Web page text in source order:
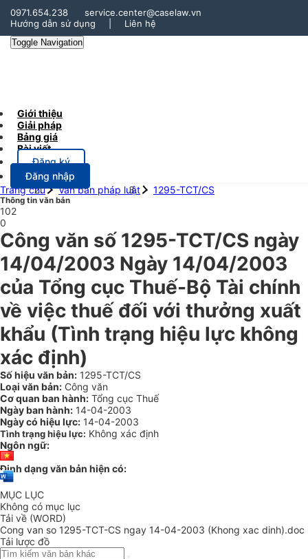
0971.654.238
service.center@caselaw.vn
Hướng dẫn sử dụng
Liên hệ
Toggle Navigation
Giới thiệu
Giải pháp
Bảng giá
Bài viết
Đăng ký
Đăng nhập
Trang chủ
Văn bản pháp luật 1295-TCT/CS
Thông tin văn bản
102
0
Công văn số 1295-TCT/CS ngày
14/04/2003 Ngày 14/04/2003
của Tổng cục Thuế-Bộ Tài chính
về việc thuế đối với thưởng xuất
khẩu (Tình trạng hiệu lực không
xác định)
Số hiệu văn bản: 1295-TCT/CS
Loại văn bản: Công văn
Cơ quan ban hành: Tổng cục Thuế
Ngày ban hành: 14-04-2003
Ngày có hiệu lực: 14-04-2003
Tình trạng hiệu lực: Không xác định
Ngôn ngữ:
Định dạng văn bản hiện có:
MỤC LỤC
Không có mục lục
Tải về (WORD)
Cong van so 1295-TCT-CS ngay 14-04-2003 (Khong xac dinh).doc
Tải lược đồ